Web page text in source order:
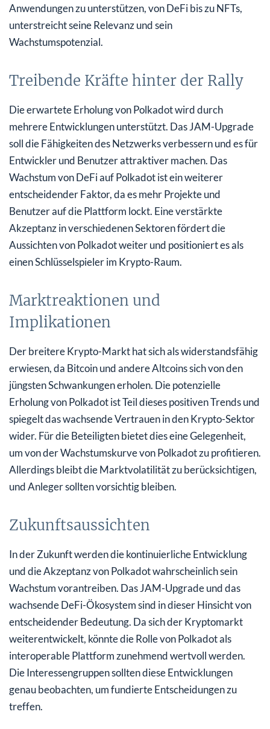
Anwendungen zu unterstützen, von DeFi bis zu NFTs,
unterstreicht seine Relevanz und sein
Wachstumspotenzial.
Treibende Kräfte hinter der Rally
Die erwartete Erholung von Polkadot wird durch
mehrere Entwicklungen unterstützt. Das JAM-Upgrade
soll die Fähigkeiten des Netzwerks verbessern und es für
Entwickler und Benutzer attraktiver machen. Das
Wachstum von DeFi auf Polkadot ist ein weiterer
entscheidender Faktor, da es mehr Projekte und
Benutzer auf die Plattform lockt. Eine verstärkte
Akzeptanz in verschiedenen Sektoren fördert die
Aussichten von Polkadot weiter und positioniert es als
einen Schlüsselspieler im Krypto-Raum.
Marktreaktionen und
Implikationen
Der breitere Krypto-Markt hat sich als widerstandsfähig
erwiesen, da Bitcoin und andere Altcoins sich von den
jüngsten Schwankungen erholen. Die potenzielle
Erholung von Polkadot ist Teil dieses positiven Trends und
spiegelt das wachsende Vertrauen in den Krypto-Sektor
wider. Für die Beteiligten bietet dies eine Gelegenheit,
um von der Wachstumskurve von Polkadot zu profitieren.
Allerdings bleibt die Marktvolatilität zu berücksichtigen,
und Anleger sollten vorsichtig bleiben.
Zukunftsaussichten
In der Zukunft werden die kontinuierliche Entwicklung
und die Akzeptanz von Polkadot wahrscheinlich sein
Wachstum vorantreiben. Das JAM-Upgrade und das
wachsende DeFi-Ökosystem sind in dieser Hinsicht von
entscheidender Bedeutung. Da sich der Kryptomarkt
weiterentwickelt, könnte die Rolle von Polkadot als
interoperable Plattform zunehmend wertvoll werden.
Die Interessengruppen sollten diese Entwicklungen
genau beobachten, um fundierte Entscheidungen zu
treffen.